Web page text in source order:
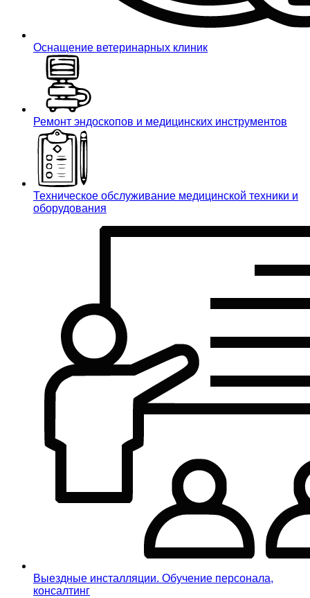
Оснащение ветеринарных клиник
Ремонт эндоскопов и медицинских инструментов
Техническое обслуживание медицинской техники и
оборудования
Выездные инсталляции. Обучение персонала,
консалтинг